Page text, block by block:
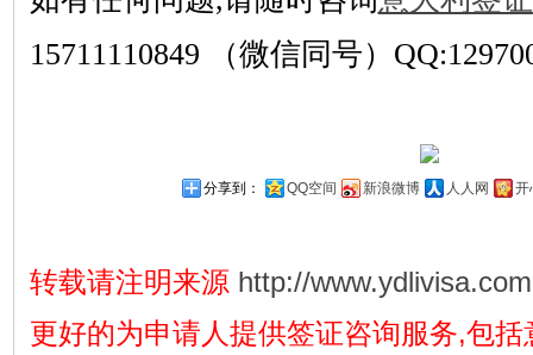
15711110849
（微信同号）
分享到： QQ空间 新浪微博 人人网 开
转载请注明来源 http://www.ydlivisa.com
更好的为申请人提供签证咨询服务,包